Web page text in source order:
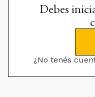
Debes
¿No tenés